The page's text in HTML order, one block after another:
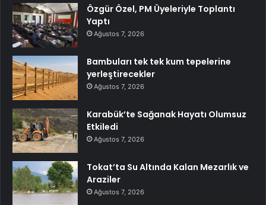
Özgür Özel, PM Üyeleriyle Toplantı
Yaptı
Ağustos 7, 2026
Bambuları tek tek kum tepelerine
yerleştirecekler
Ağustos 7, 2026
Karabük’te Sağanak Hayatı Olumsuz
Etkiledi
Ağustos 7, 2026
Tokat’ta Su Altında Kalan Mezarlık ve
Araziler
Ağustos 7, 2026